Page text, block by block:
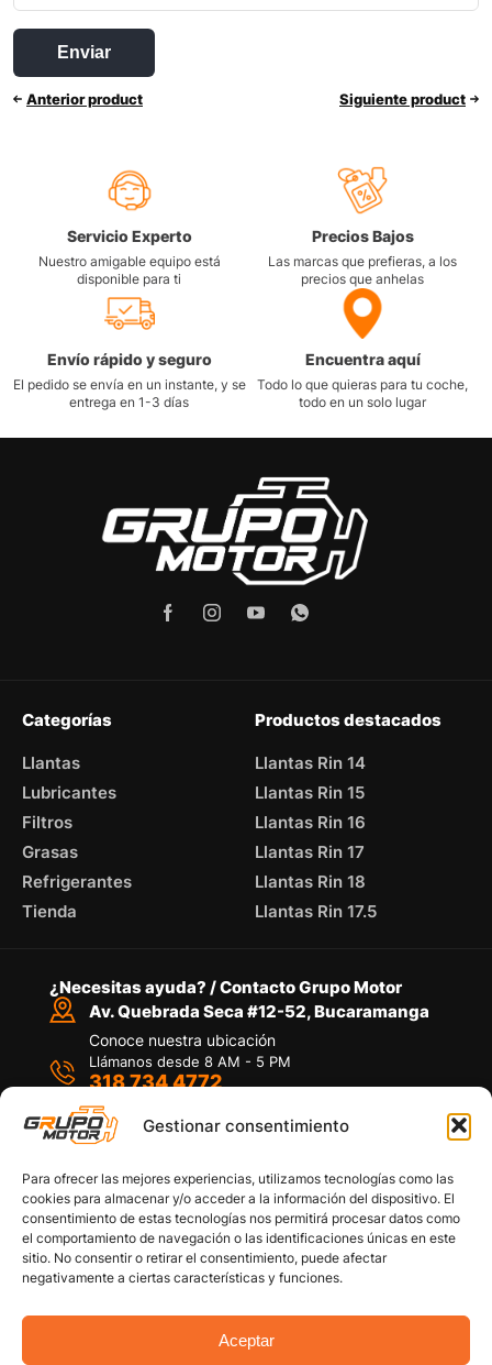
Gestionar consentimiento
Para ofrecer las mejores experiencias, utilizamos tecnologías como las
cookies para almacenar y/o acceder a la información del dispositivo. El
consentimiento de estas tecnologías nos permitirá procesar datos como
el comportamiento de navegación o las identificaciones únicas en este
sitio. No consentir o retirar el consentimiento, puede afectar
negativamente a ciertas características y funciones.
Aceptar
Anterior product Siguiente product
Servicio Experto
Nuestro amigable equipo está
disponible para ti
Precios Bajos
Las marcas que prefieras, a los
precios que anhelas
Envío rápido y seguro
El pedido se envía en un instante, y se
entrega en 1-3 días
Encuentra aquí
Todo lo que quieras para tu coche,
todo en un solo lugar
Categorías
Llantas
Lubricantes
Filtros
Grasas
Refrigerantes
Tienda
Productos destacados
Llantas Rin 14
Llantas Rin 15
Llantas Rin 16
Llantas Rin 17
Llantas Rin 18
Llantas Rin 17.5
¿Necesitas ayuda? / Contacto Grupo Motor
Av. Quebrada Seca #12-52, Bucaramanga
Conoce nuestra ubicación
Llámanos desde 8 AM - 5 PM
318 734 4772
Por medio de WhatsApp
Políticas de privacidad
Política de devoluciones y/o reembolsos
Términos y Condiciones